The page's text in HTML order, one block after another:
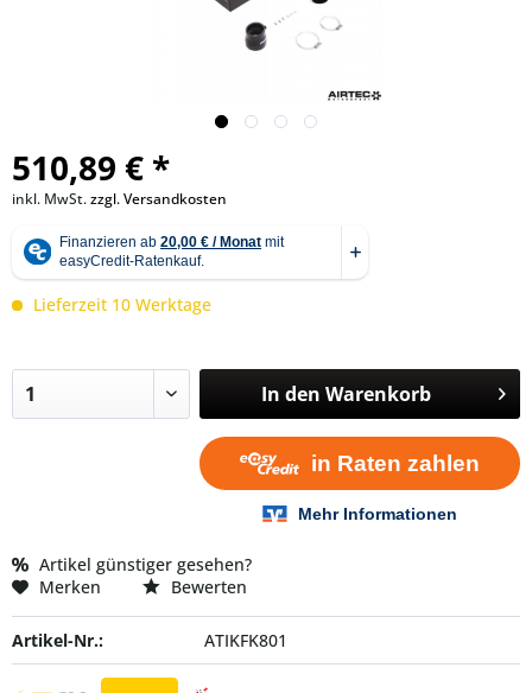
510,89 € *
inkl. MwSt.zzgl. Versandkosten
Lieferzeit 10 Werktage
In den Warenkorb
Artikel günstiger gesehen?
Merken
Bewerten
Artikel-Nr.: ATIKFK801